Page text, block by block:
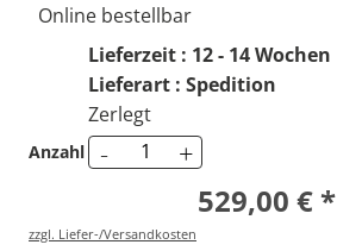
Online bestellbar
Lieferzeit : 12 - 14 Wochen
Lieferart : Spedition
Zerlegt
Anzahl - +
529,00 € *
zzgl. Liefer-/Versandkosten